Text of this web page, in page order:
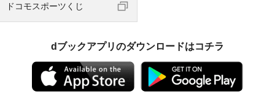
ドコモスポーツくじ
dブックアプリのダウンロードはコチラ